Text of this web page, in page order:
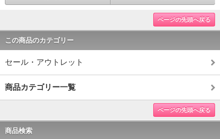
ページの先頭へ戻る
この商品のカテゴリー
セール・アウトレット
商品カテゴリー一覧
ページの先頭へ戻る
商品検索